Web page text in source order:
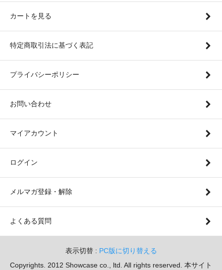
カートを見る
特定商取引法に基づく表記
プライバシーポリシー
お問い合わせ
マイアカウント
ログイン
メルマガ登録・解除
よくある質問
表示切替 : PC版に切り替える
Copyrights. 2012 Showcase co., ltd. All rights reserved. 本サイト